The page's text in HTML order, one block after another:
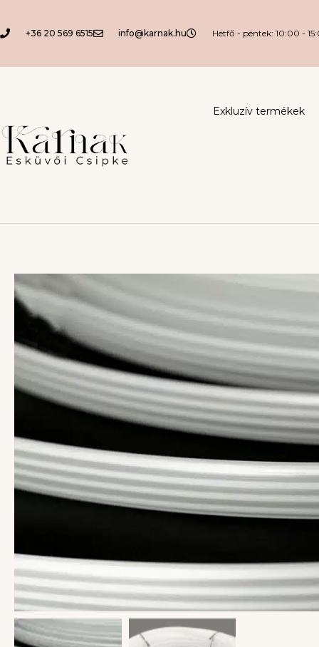
+36 20 569 6515 info@karnak.hu Hétfő - péntek: 10:00 -
Exkluzív termékek